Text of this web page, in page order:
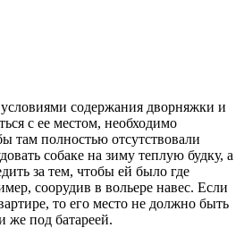
содержания дворняжки и
с ее местом, необходимо
там полностью отсутствовали
собаке на зиму теплую будку, а
за тем, чтобы ей было где
соорудив в вольере навес. Если
то его место не должно быть
же под батареей.